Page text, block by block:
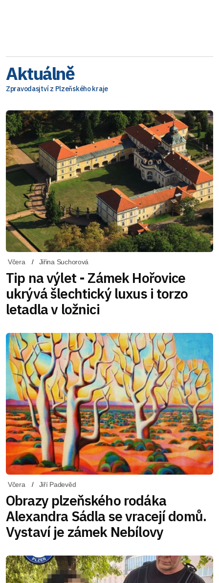
Aktuálně
Zpravodasjtví z Plzeňského kraje
Včera Jiřina Suchorová
Tip na výlet - Zámek Hořovice
ukrývá šlechtický luxus i torzo
letadla v ložnici
Včera Jiří Padevěd
Obrazy plzeňského rodáka
Alexandra Sádla se vracejí domů.
Vystaví je zámek Nebílovy